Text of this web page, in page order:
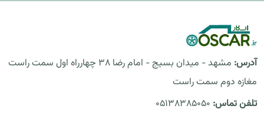
آدرس:
مشهد - میدان بسیج - امام رضا 38 چهارراه اول سمت راست
مغازه دوم سمت راست
تلفن تماس: 05138385050